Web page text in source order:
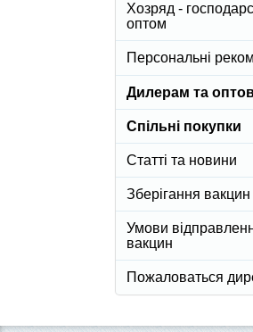
Хозряд -
оптом
Персональні
Дилерам та
Спільні покупки
Статті та новини
Зберігання
Умови
вакцин
Пожаловаться